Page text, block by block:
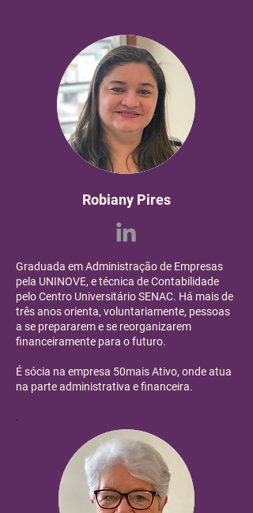
Robiany Pires
Graduada em Administração de Empresas
pela UNINOVE, e técnica de Contabilidade
pelo Centro Universitário SENAC. Há mais de
três anos orienta, voluntariamente, pessoas
a se prepararem e se reorganizarem
financeiramente para o futuro.
É sócia na empresa 50mais Ativo, onde atua
na parte administrativa e financeira.
.